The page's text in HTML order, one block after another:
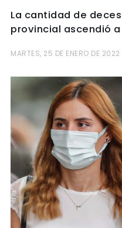
La cantidad de
provincial ascendió a
MARTES, 25 DE ENERO DE